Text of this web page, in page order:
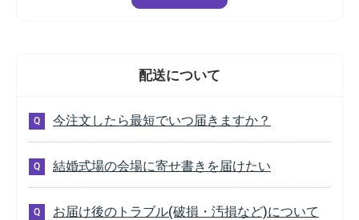
配送について
今注文したら最短でいつ届きますか？
結婚式場の会場に寄せ書きを届けたい
お届け後のトラブル(破損・汚損など)について